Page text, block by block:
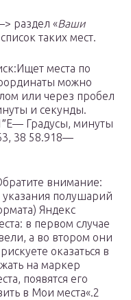
раздел «Ваши
таких мест.
места по
можно
или через пробел
и секунды.
Градусы, минуты
38 58.918—
внимание:
полушарий
Яндекс
в первом случае
а во втором они
оказаться в
на маркер
появятся его
в Мои места«.2